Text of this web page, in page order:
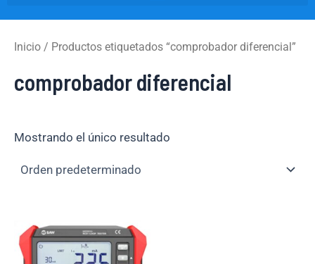
Inicio / Productos etiquetados “comprobador diferencial”
comprobador diferencial
Mostrando el único resultado